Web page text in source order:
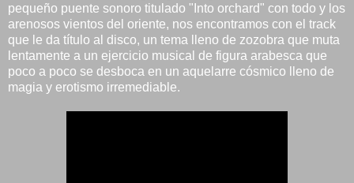
pequeño puente sonoro titulado "Into orchard" con todo y los
arenosos vientos del oriente, nos encontramos con el track
que le da título al disco, un tema lleno de zozobra que muta
lentamente a un ejercicio musical de figura arabesca que
poco a poco se desboca en un aquelarre cósmico lleno de
magia y erotismo irremediable.